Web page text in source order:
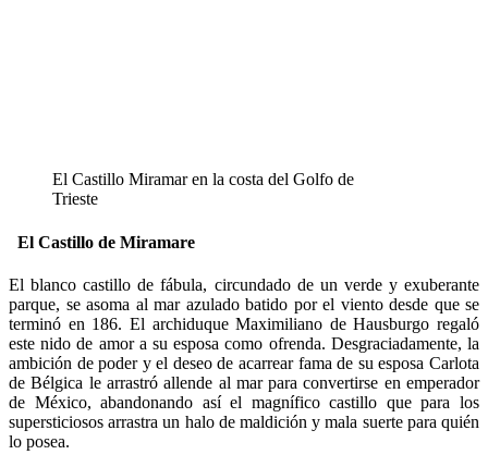
El Castillo Miramar en la costa del Golfo de
Trieste
El Castillo de Miramare
El blanco castillo de fábula, circundado de un verde y exuberante
parque, se asoma al mar azulado batido por el viento desde que se
terminó en 186. El archiduque Maximiliano de Hausburgo regaló
este nido de amor a su esposa como ofrenda. Desgraciadamente, la
ambición de poder y el deseo de acarrear fama de su esposa Carlota
de Bélgica le arrastró allende al mar para convertirse en emperador
de México, abandonando así el magnífico castillo que para los
supersticiosos arrastra un halo de maldición y mala suerte para quién
lo posea.